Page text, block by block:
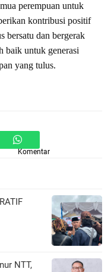
perempuan untuk
kontribusi positif
bersatu dan bergerak
baik untuk generasi
yang tulus.
Komentar
NTT,